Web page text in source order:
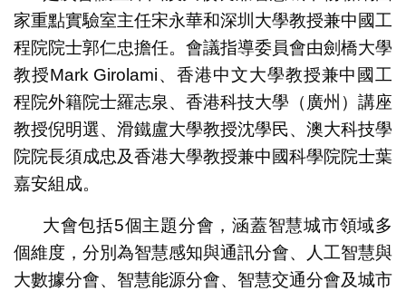
家重點實驗室主任宋永華和深圳大學教授兼中國工
程院院士郭仁忠擔任。會議指導委員會由劍橋大學
教授Mark Girolami、香港中文大學教授兼中國工
程院外籍院士羅志泉、香港科技大學（廣州）講座
教授倪明選、滑鐵盧大學教授沈學民、澳大科技學
院院長須成忠及香港大學教授兼中國科學院院士葉
嘉安組成。
大會包括5個主題分會，涵蓋智慧城市領域多
個維度，分別為智慧感知與通訊分會、人工智慧與
大數據分會、智慧能源分會、智慧交通分會及城市